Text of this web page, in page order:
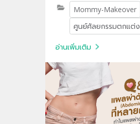
Mommy-Makeover
ศูนย์ศัลยกรรมตกแต่ง
อ่านเพิ่มเติม